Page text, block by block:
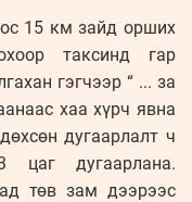
15 км зайд орших
таксинд гар
гэгчээр “ ... за
хаа хүрч явна
дугаарлалт ч
дугаарлана.
төв зам дээрээс